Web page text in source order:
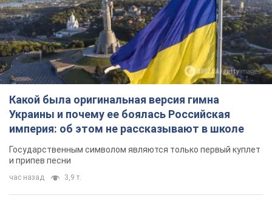
Какой была оригинальная версия гимна
Украины и почему ее боялась Российская
империя: об этом не рассказывают в школе
Государственным символом являются только первый куплет
и припев песни
час назад 3,9 т.